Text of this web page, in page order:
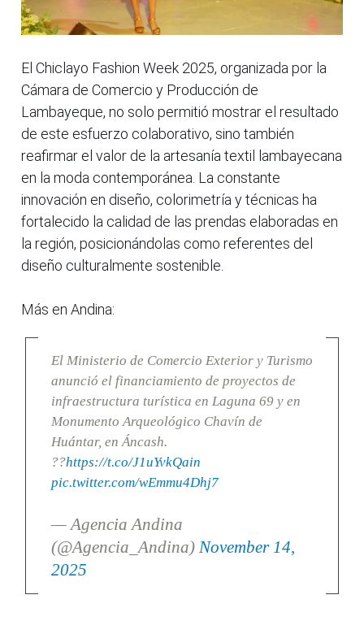
El Chiclayo Fashion Week 2025, organizada por la
Cámara de Comercio y Producción de
Lambayeque, no solo permitió mostrar el resultado
de este esfuerzo colaborativo, sino también
reafirmar el valor de la artesanía textil lambayecana
en la moda contemporánea. La constante
innovación en diseño, colorimetría y técnicas ha
fortalecido la calidad de las prendas elaboradas en
la región, posicionándolas como referentes del
diseño culturalmente sostenible.
Más en Andina:
El Ministerio de Comercio Exterior y Turismo
anunció el financiamiento de proyectos de
infraestructura turística en Laguna 69 y en
Monumento Arqueológico Chavín de
Huántar, en Áncash.
??https://t.co/J1uYvkQain
pic.twitter.com/wEmmu4Dhj7
— Agencia Andina
(@Agencia_Andina) November 14,
2025